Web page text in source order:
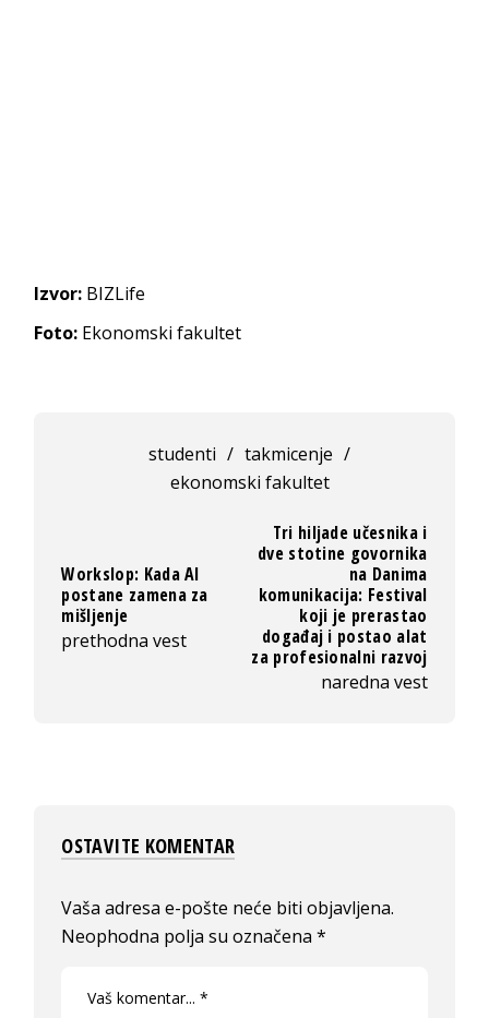
Izvor: BIZLife
Foto: Ekonomski fakultet
studenti / takmicenje /
ekonomski fakultet
Workslop: Kada AI
postane zamena za
mišljenje
prethodna vest
Tri hiljade učesnika i
dve stotine govornika
na Danima
komunikacija: Festival
koji je prerastao
događaj i postao alat
za profesionalni razvoj
naredna vest
OSTAVITE KOMENTAR
Vaša adresa e-pošte neće biti objavljena.
Neophodna polja su označena*